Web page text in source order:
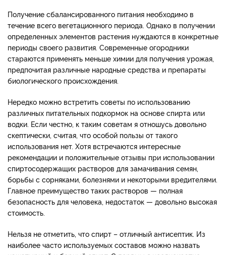
Получение сбалансированного питания необходимо в
течение всего вегетационного периода. Однако в получении
определенных элементов растения нуждаются в конкретные
периоды своего развития. Современные огородники
стараются применять меньше химии для получения урожая,
предпочитая различные народные средства и препараты
биологического происхождения.
Нередко можно встретить советы по использованию
различных питательных подкормок на основе спирта или
водки. Если честно, к таким советам я отношусь довольно
скептически, считая, что особой пользы от такого
использования нет. Хотя встречаются интересные
рекомендации и положительные отзывы при использовании
спиртосодержащих растворов для замачивания семян,
борьбы с сорняками, болезнями и некоторыми вредителями.
Главное преимущество таких растворов — полная
безопасность для человека, недостаток — довольно высокая
стоимость.
Нельзя не отметить, что спирт – отличный антисептик. Из
наиболее часто используемых составов можно назвать